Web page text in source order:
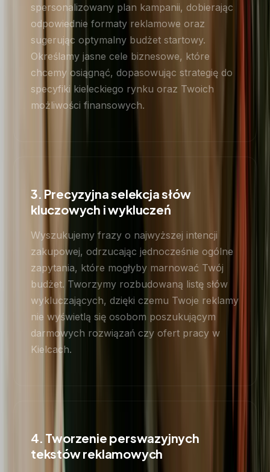
spersonalizowany plan kampanii, dobierając
odpowiednie formaty reklamowe oraz
sugerując optymalny budżet startowy.
Określamy jasne cele biznesowe, które
chcemy osiągnąć, dopasowując strategię do
specyfiki kieleckiego rynku oraz Twoich
możliwości finansowych.
3. Precyzyjna selekcja słów
kluczowych i wykluczeń
Wyszukujemy frazy o najwyższej intencji
zakupowej, odrzucając jednocześnie ogólne
zapytania, które mogłyby marnować Twój
budżet. Tworzymy rozbudowaną listę słów
wykluczających, dzięki czemu Twoje reklamy
nie wyświetlą się osobom poszukującym
darmowych rozwiązań czy ofert pracy w
Kielcach.
4. Tworzenie perswazyjnych
tekstów reklamowych